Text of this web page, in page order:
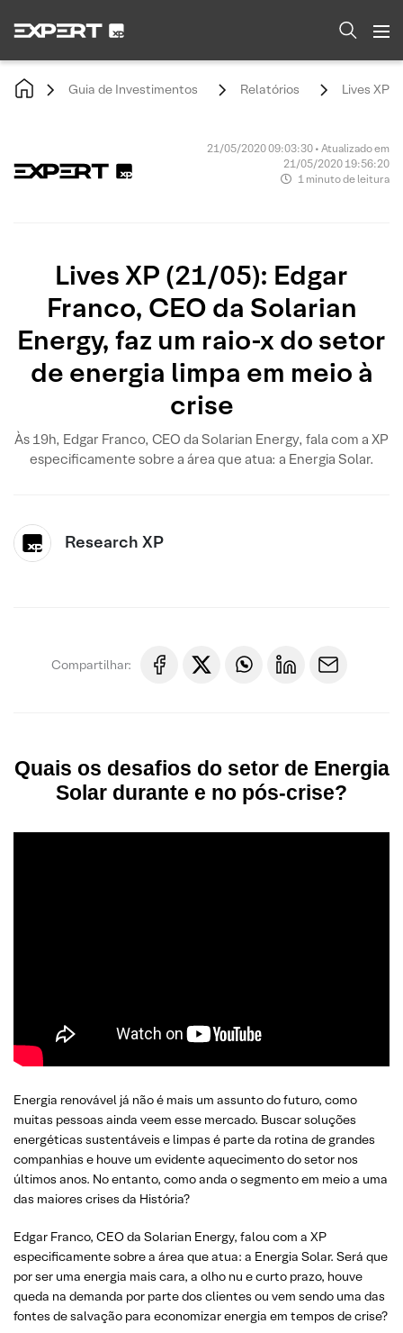
Guia de Investimentos Relatórios Lives XP
21/05/2020 09:03:30 • Atualizado em
21/05/2020 19:56:20
1 minuto de leitura
Lives XP (21/05): Edgar
Franco, CEO da Solarian
Energy, faz um raio-x do setor
de energia limpa em meio à
crise
Às 19h, Edgar Franco, CEO da Solarian Energy, fala com a XP
especificamente sobre a área que atua: a Energia Solar.
Research XP
Compartilhar:
Quais os desafios do setor de Energia
Solar durante e no pós-crise?
Energia renovável já não é mais um assunto do futuro, como
muitas pessoas ainda veem esse mercado. Buscar soluções
energéticas sustentáveis e limpas é parte da rotina de grandes
companhias e houve um evidente aquecimento do setor nos
últimos anos. No entanto, como anda o segmento em meio a uma
das maiores crises da História?
Edgar Franco, CEO da Solarian Energy, falou com a XP
especificamente sobre a área que atua: a Energia Solar. Será que
por ser uma energia mais cara, a olho nu e curto prazo, houve
queda na demanda por parte dos clientes ou vem sendo uma das
fontes de salvação para economizar energia em tempos de crise?